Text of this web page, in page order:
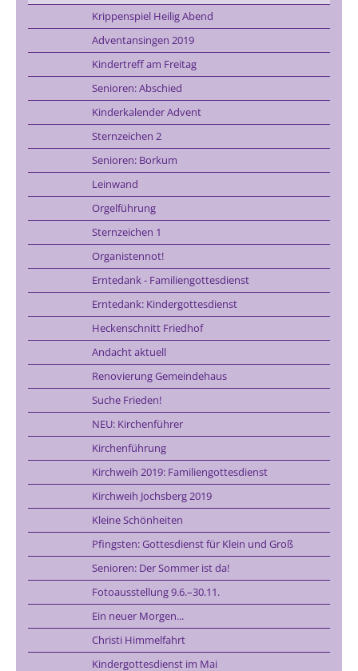
Krippenspiel Heilig Abend
Adventansingen 2019
Kindertreff am Freitag
Senioren: Abschied
Kinderkalender Advent
Sternzeichen 2
Senioren: Borkum
Leinwand
Orgelführung
Sternzeichen 1
Organistennot!
Erntedank - Familiengottesdienst
Erntedank: Kindergottesdienst
Heckenschnitt Friedhof
Andacht aktuell
Renovierung Gemeindehaus
Suche Frieden!
NEU: Kirchenführer
Kirchenführung
Kirchweih 2019: Familiengottesdienst
Kirchweih Jochsberg 2019
Kleine Schönheiten
Pfingsten: Gottesdienst für Klein und Groß
Senioren: Der Sommer ist da!
Fotoausstellung 9.6.–30.11.
Ein neuer Morgen...
Christi Himmelfahrt
Kindergottesdienst im Mai